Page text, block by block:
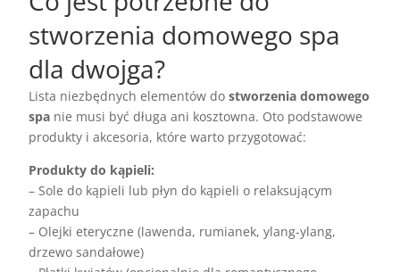
stworzenia domowego spa
dla dwojga?
Lista niezbędnych elementów dostworzenia domowego
spa nie musi być długa ani kosztowna. Oto podstawowe
produkty i akcesoria, które warto przygotować:
Produkty do kąpieli:
– Sole do kąpieli lub płyn do kąpieli o relaksującym
zapachu
– Olejki eteryczne (lawenda, rumianek, ylang-ylang,
drzewo sandałowe)